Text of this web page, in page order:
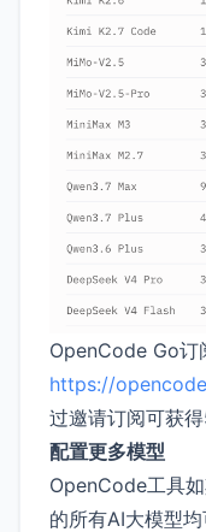
OpenCode Go订
https://
过邀请订阅可获得
配置更多模型
OpenCode工具
的所有AI大模型